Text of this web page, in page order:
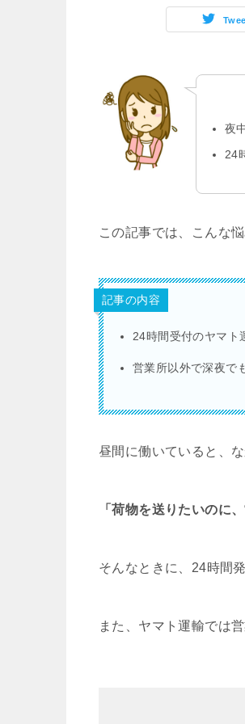
夜
24
この記事では、こんな
記事の内容
24時間受付のヤマト
営業所以外で深夜で
昼間に働いていると、
「荷物を送りたいのに
そんなときに、24時間
また、ヤマト運輸では